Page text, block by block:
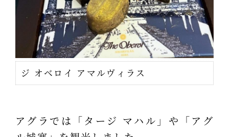
ジ オベロイ アマルヴィラス
アグラでは「タージ マハル」や「アグ